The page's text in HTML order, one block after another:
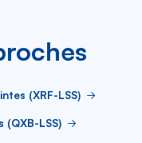
(XRF-LSS)
(QXB-LSS)